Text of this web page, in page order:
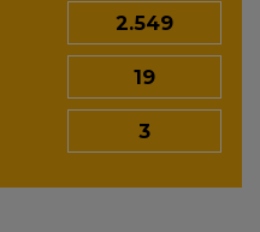
2.549
19
3